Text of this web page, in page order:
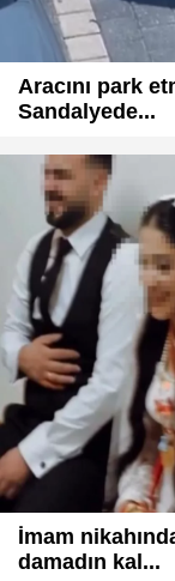
Aracını park
Sandalyede...
İmam
damadın kal...